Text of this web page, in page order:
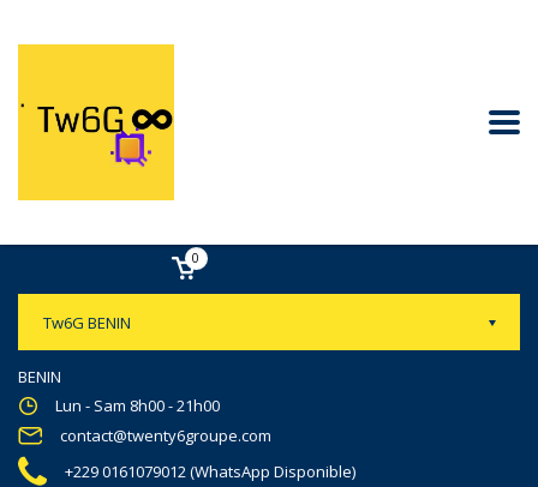
Tw6G BENIN
BENIN
Lun - Sam 8h00 - 21h00
contact@twenty6groupe.com
+229 0161079012 (WhatsApp Disponible)
0